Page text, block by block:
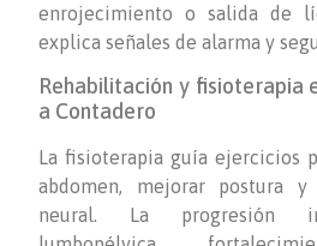
enrojecimiento o salida de
explica señales de alarma y
Rehabilitación y fisioterapia
a Contadero
La fisioterapia guía ejercicios
abdomen, mejorar postura y
neural. La progresión